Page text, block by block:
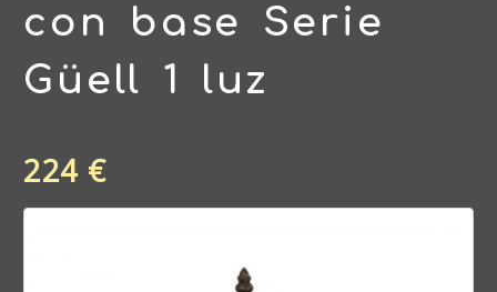
con base Serie
Güell 1 luz
224 €